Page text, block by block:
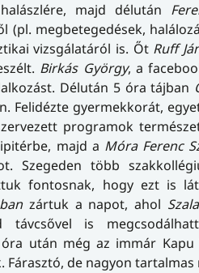
majd délután
megbetegedések,
vizsgálatáról is. Őt Ruff
Birkás György, a
Délután 5 óra tájban
gyermekkorát,
programok
majd a Móra Ferenc
Szegeden több
fontosnak, hogy ezt is
zártuk a napot, ahol
távcsővel is
után még az immár
de nagyon tartalmas